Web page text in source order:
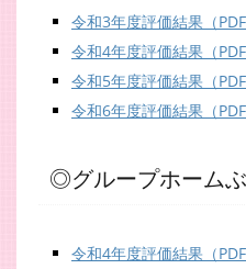
令和3年度評価結果（PDF
令和4年度評価結果（PDF
令和5年度評価結果（PDF
令和6年度評価結果（PDF
◎グループホーム
令和4年度評価結果（PDF